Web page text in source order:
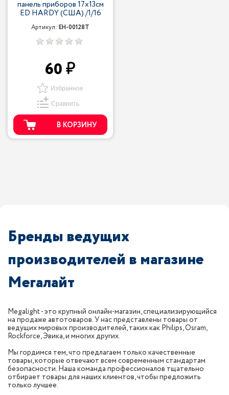
панель приборов 17х13см
ED HARDY (США) /1/16
Артикул: EH-00128T
60
Избранное
Сравнить
В КОРЗИНУ
Бренды ведущих
производителей в магазине
Мегалайт
Megalight - это крупный онлайн-магазин, специализирующийся
на продаже автотоваров. У нас представлены товары от
ведущих мировых производителей, таких как Philips, Osram,
Rockforce, Эвика, и многих других.
Мы гордимся тем, что предлагаем только качественные
товары, которые отвечают всем современным стандартам
безопасности. Наша команда профессионалов тщательно
отбирает товары для наших клиентов, чтобы предложить
только лучшее.